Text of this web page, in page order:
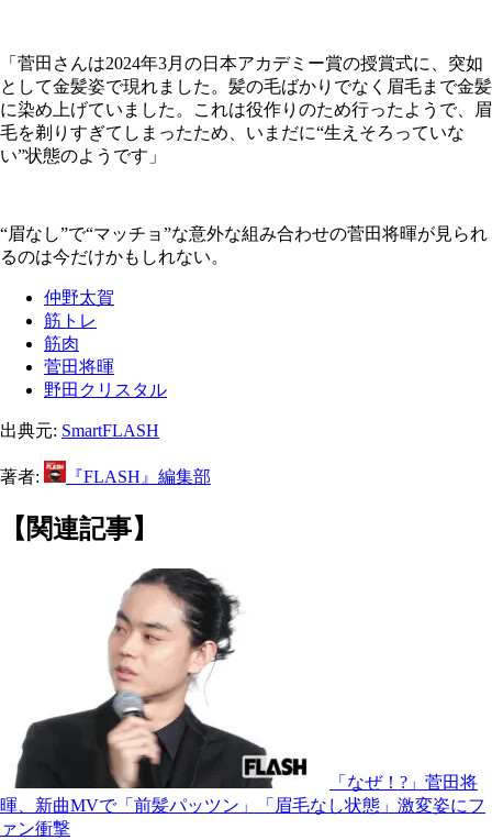
「菅田さんは2024年3月の日本アカデミー賞の授賞式に、突如
として金髪姿で現れました。髪の毛ばかりでなく眉毛まで金髪
に染め上げていました。これは役作りのため行ったようで、眉
毛を剃りすぎてしまったため、いまだに“生えそろっていな
い”状態のようです」
“眉なし”で“マッチョ”な意外な組み合わせの菅田将暉が見られ
るのは今だけかもしれない。
仲野太賀
筋トレ
筋肉
菅田将暉
野田クリスタル
出典元: SmartFLASH
著者: 『FLASH』編集部
【関連記事】
「なぜ！?」菅田将
暉、新曲MVで「前髪パッツン」「眉毛なし状態」激変姿にフ
ァン衝撃